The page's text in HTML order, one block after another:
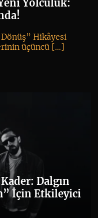
Yolculuk:
Dönüş” Hikâyesi
üçüncü […]
Dalgın
İçin Etkileyici